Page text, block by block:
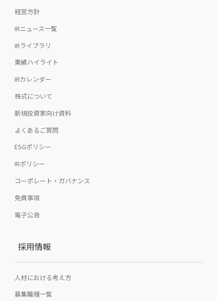
経営方針
IRニュース一覧
IRライブラリ
業績ハイライト
IRカレンダー
株式について
新規投資家向け資料
よくあるご質問
ESGポリシー
IRポリシー
コーポレート・ガバナンス
免責事項
電子公告
採用情報
人材における考え方
募集職種一覧